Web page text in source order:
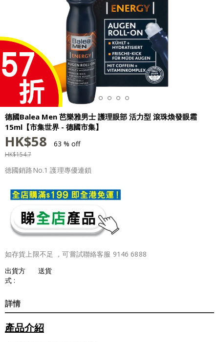
德國Balea Men 芭樂雅男士 護理眼部 活力型 滾珠煥發眼霜
15ml【市集世界 - 德國市集】
HK$58 63 % off
HK$154.7
德國銷路No.1 護理專優連鎖
如存貨上限不足 ，可嘗試聯絡客服 9146 6888
出貨方
式 :
送貨
詳情
產品介紹